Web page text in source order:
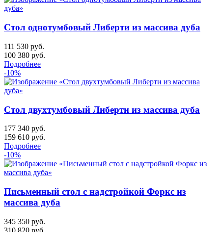
Стол однотумбовый Либерти из массива дуба
111 530 руб.
100 380 руб.
Подробнее
-10%
Стол двухтумбовый Либерти из массива дуба
177 340 руб.
159 610 руб.
Подробнее
-10%
Письменный стол с надстройкой Форкс из
массива дуба
345 350 руб.
310 820 руб.